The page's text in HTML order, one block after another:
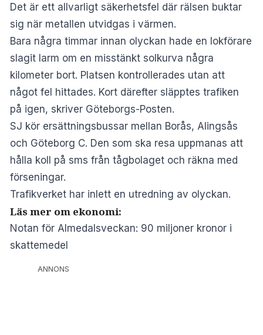
Det är ett allvarligt säkerhetsfel där rälsen buktar
sig när metallen utvidgas i värmen.
Bara några timmar innan olyckan hade en lokförare
slagit larm om en misstänkt solkurva några
kilometer bort. Platsen kontrollerades utan att
något fel hittades. Kort därefter släpptes trafiken
på igen, skriver Göteborgs-Posten.
SJ kör ersättningsbussar mellan Borås, Alingsås
och Göteborg C. Den som ska resa uppmanas att
hålla koll på sms från tågbolaget och räkna med
förseningar.
Trafikverket har inlett en utredning av olyckan.
Läs mer om ekonomi:
Notan för Almedalsveckan: 90 miljoner kronor i
skattemedel
ANNONS